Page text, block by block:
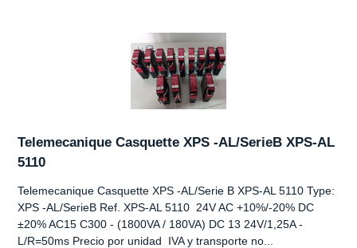
Telemecanique Casquette XPS -AL/SerieB XPS-AL
5110
Telemecanique Casquette XPS -AL/Serie B XPS-AL 5110 Type:
XPS -AL/SerieB Ref. XPS-AL 5110 24V AC +10%/-20% DC
±20% AC15 C300 - (1800VA / 180VA) DC 13 24V/1,25A -
L/R=50ms Precio por unidad IVA y transporte no...